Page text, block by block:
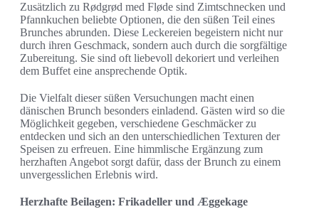
Zusätzlich zu Rødgrød med Fløde sind Zimtschnecken und
Pfannkuchen beliebte Optionen, die den süßen Teil eines
Brunches abrunden. Diese Leckereien begeistern nicht nur
durch ihren Geschmack, sondern auch durch die sorgfältige
Zubereitung. Sie sind oft liebevoll dekoriert und verleihen
dem Buffet eine ansprechende Optik.
Die Vielfalt dieser süßen Versuchungen macht einen
dänischen Brunch besonders einladend. Gästen wird so die
Möglichkeit gegeben, verschiedene Geschmäcker zu
entdecken und sich an den unterschiedlichen Texturen der
Speisen zu erfreuen. Eine himmlische Ergänzung zum
herzhaften Angebot sorgt dafür, dass der Brunch zu einem
unvergesslichen Erlebnis wird.
Herzhafte Beilagen: Frikadeller und Æggekage